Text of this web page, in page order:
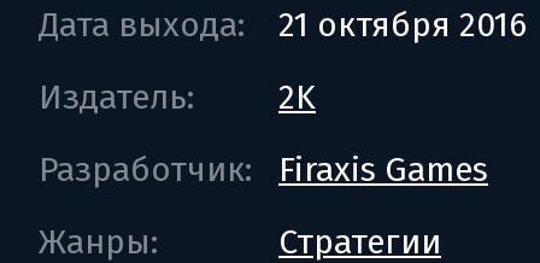
Дата выхода:
21 октября 2016
Издатель:
2K
Разработчик:
Firaxis Games
Жанры:
Стратегии